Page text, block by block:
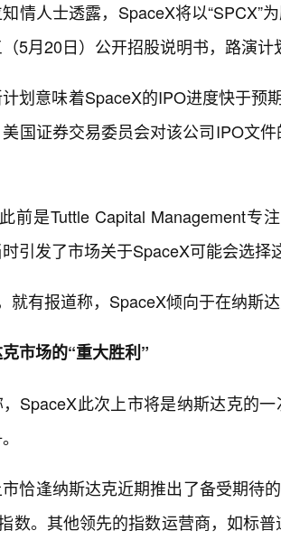
情人士透露，SpaceX将以“SPCX”
5月20日）公开招股说明书，路演
划意味着SpaceX的IPO进度快于
国证券交易委员会对该公司IPO文
前是Tuttle Capital Management专
引发了市场关于SpaceX可能会选择
就有报道称，SpaceX倾向于在纳斯
市场的“重大胜利”
SpaceX此次上市将是纳斯达克的
恰逢纳斯达克近期推出了备受期待
数。其他领先的指数运营商，如标